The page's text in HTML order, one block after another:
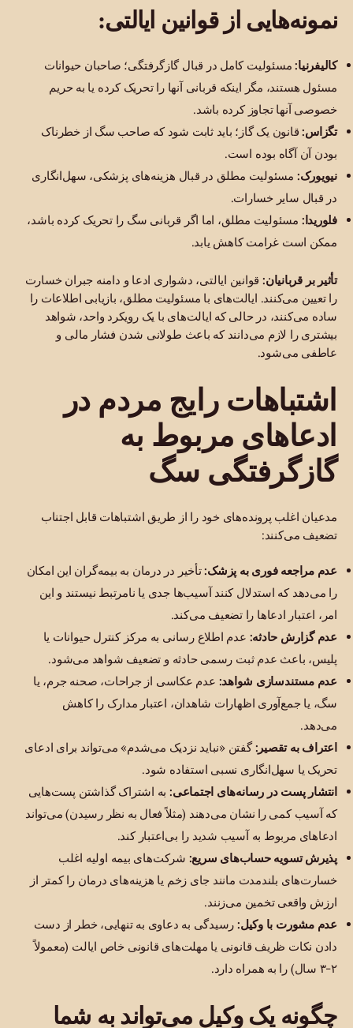
نمونه‌هایی از قوانین ایالتی:
کالیفرنیا:مسئولیت کامل در قبال گازگرفتگی؛ صاحبان حیوانات
مسئول هستند، مگر اینکه قربانی آنها را تحریک کرده یا به حریم
خصوصی آنها تجاوز کرده باشد.
تگزاس:قانون یک گاز؛ باید ثابت شود که صاحب سگ از خطرناک
بودن آن آگاه بوده است.
نیویورک: مسئولیت مطلق در قبال هزینه‌های پزشکی، سهل‌انگاری
در قبال سایر خسارات.
فلوریدا: مسئولیت مطلق، اما اگر قربانی سگ را تحریک کرده باشد،
ممکن است غرامت کاهش یابد.
تأثیر بر قربانیان:قوانین ایالتی، دشواری ادعا و دامنه جبران خسارت
را تعیین می‌کنند. ایالت‌های با مسئولیت مطلق، بازیابی اطلاعات را
ساده می‌کنند، در حالی که ایالت‌های با یک رویکرد واحد، شواهد
بیشتری را لازم می‌دانند که باعث طولانی شدن فشار مالی و
عاطفی می‌شود.
اشتباهات رایج مردم در
ادعاهای مربوط به
گازگرفتگی سگ
مدعیان اغلب پرونده‌های خود را از طریق اشتباهات قابل اجتناب
تضعیف می‌کنند:
عدم مراجعه فوری به پزشک:تأخیر در درمان به بیمه‌گران این امکان
را می‌دهد که استدلال کنند آسیب‌ها جدی یا نامرتبط نیستند و این
امر، اعتبار ادعاها را تضعیف می‌کند.
عدم گزارش حادثه: عدم اطلاع رسانی به مرکز کنترل حیوانات یا
پلیس، باعث عدم ثبت رسمی حادثه و تضعیف شواهد می‌شود.
عدم مستندسازی شواهد: عدم عکاسی از جراحات، صحنه جرم، یا
سگ، یا جمع‌آوری اظهارات شاهدان، اعتبار مدارک را کاهش
می‌دهد.
اعتراف به تقصیر:گفتن «نباید نزدیک می‌شدم» می‌تواند برای ادعای
تحریک یا سهل‌انگاری نسبی استفاده شود.
انتشار پست در رسانه‌های اجتماعی: به اشتراک گذاشتن پست‌هایی
که آسیب کمی را نشان می‌دهند (مثلاً فعال به نظر رسیدن) می‌تواند
ادعاهای مربوط به آسیب شدید را بی‌اعتبار کند.
پذیرش تسویه حساب‌های سریع: شرکت‌های بیمه اولیه اغلب
خسارت‌های بلندمدت مانند جای زخم یا هزینه‌های درمان را کمتر از
ارزش واقعی تخمین می‌زنند.
عدم مشورت با وکیل:رسیدگی به دعاوی به تنهایی، خطر از دست
دادن نکات ظریف قانونی یا مهلت‌های قانونی خاص ایالت (معمولاً
۲-۳ سال) را به همراه دارد.
چگونه یک وکیل می‌تواند به شما